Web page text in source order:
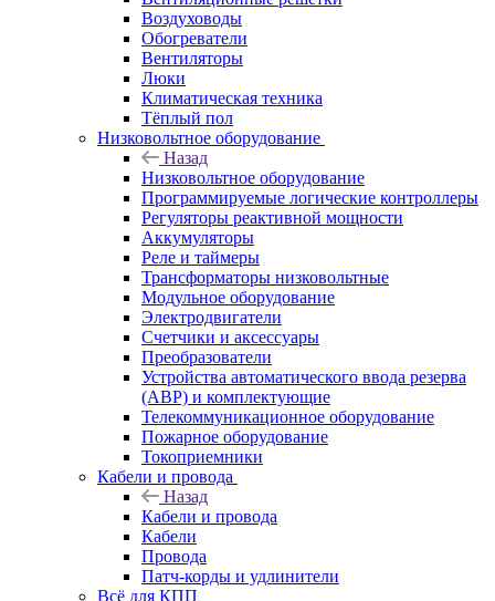
Воздуховоды
Обогреватели
Вентиляторы
Люки
Климатическая техника
Тёплый пол
Низковольтное оборудование
Назад
Низковольтное оборудование
Программируемые логические контроллеры
Регуляторы реактивной мощности
Аккумуляторы
Реле и таймеры
Трансформаторы низковольтные
Модульное оборудование
Электродвигатели
Счетчики и аксессуары
Преобразователи
Устройства автоматического ввода резерва
(АВР) и комплектующие
Телекоммуникационное оборудование
Пожарное оборудование
Токоприемники
Кабели и провода
Назад
Кабели и провода
Кабели
Провода
Патч-корды и удлинители
Всё для КПП